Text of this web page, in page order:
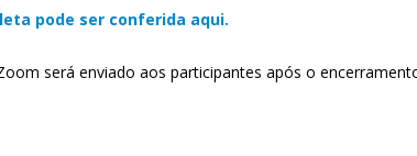
pode ser conferida aqui.
será enviado aos participantes após o